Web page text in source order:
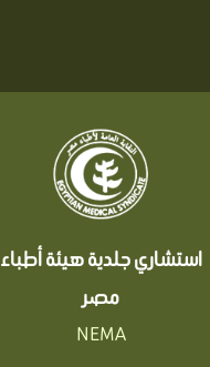
استشاري جلدية هيئة أطباء
مصر
NEMA